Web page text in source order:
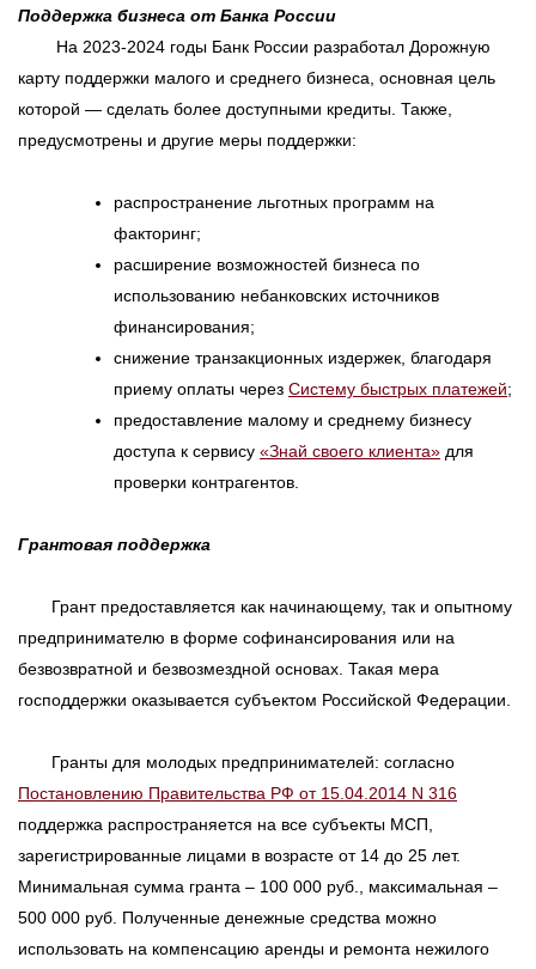
Поддержка бизнеса от Банка России
На 2023-2024 годы Банк России разработал Дорожную
карту поддержки малого и среднего бизнеса, основная цель
которой — сделать более доступными кредиты. Также,
предусмотрены и другие меры поддержки:
распространение льготных программ на
факторинг;
расширение возможностей бизнеса по
использованию небанковских источников
финансирования;
снижение транзакционных издержек, благодаря
приему оплаты через Систему быстрых платежей;
предоставление малому и среднему бизнесу
доступа к сервису «Знай своего клиента» для
проверки контрагентов.
Грантовая поддержка
Грант предоставляется как начинающему, так и опытному
предпринимателю в форме софинансирования или на
безвозвратной и безвозмездной основах. Такая мера
господдержки оказывается субъектом Российской Федерации.
Гранты для молодых предпринимателей: согласно
Постановлению Правительства РФ от 15.04.2014 N 316
поддержка распространяется на все субъекты МСП,
зарегистрированные лицами в возрасте от 14 до 25 лет.
Минимальная сумма гранта – 100 000 руб., максимальная –
500 000 руб. Полученные денежные средства можно
использовать на компенсацию аренды и ремонта нежилого